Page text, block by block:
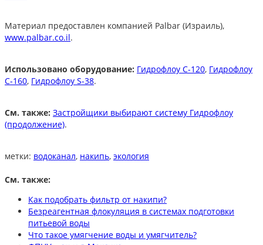
Материал предоставлен компанией Palbar (Израиль),
www.palbar.co.il.
Использовано оборудование: Гидрофлоу C-120, Гидрофлоу
C-160, Гидрофлоу S-38.
См. также: Застройщики выбирают систему Гидрофлоу
(продолжение).
метки: водоканал, накипь, экология
См. также:
Как подобрать фильтр от накипи?
Безреагентная флокуляция в системах подготовки
питьевой воды
Что такое умягчение воды и умягчитель?